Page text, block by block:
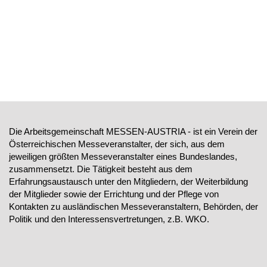
Die Arbeitsgemeinschaft MESSEN-AUSTRIA - ist ein Verein der
Österreichischen Messeveranstalter, der sich, aus dem
jeweiligen größten Messeveranstalter eines Bundeslandes,
zusammensetzt. Die Tätigkeit besteht aus dem
Erfahrungsaustausch unter den Mitgliedern, der Weiterbildung
der Mitglieder sowie der Errichtung und der Pflege von
Kontakten zu ausländischen Messeveranstaltern, Behörden, der
Politik und den Interessensvertretungen, z.B. WKO.